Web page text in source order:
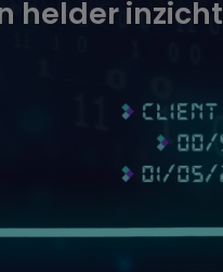
helder inzicht